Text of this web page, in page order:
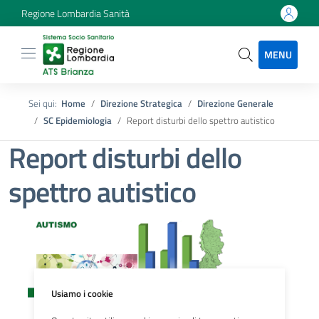
Regione Lombardia Sanità
MENU
Sei qui: Home Direzione Strategica
Direzione Generale
SC Epidemiologia
Report disturbi dello spettro autistico
Report disturbi dello
spettro autistico
Usiamo i cookie